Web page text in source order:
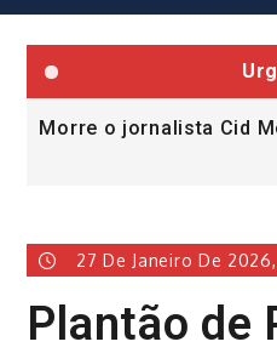
Morre o jornalista Cid
27 De Janeiro De
Plantão de